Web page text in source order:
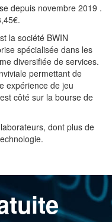
depuis novembre 2019 .
la société BWIN
spécialisée dans les
diversifiée de services.
permettant de
expérience de jeu
côté sur la bourse de
dont plus de